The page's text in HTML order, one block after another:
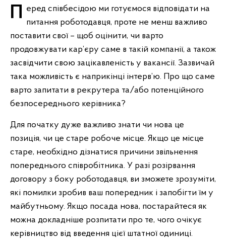
Перед співбесідою ми готуємося відповідати на питання роботодавця, проте не менш важливо
поставити свої – щоб оцінити, чи варто
продовжувати кар’єру саме в такій компанії, а також
засвідчити свою зацікавленість у вакансії. Зазвичай
така можливість є наприкінці інтерв’ю. Про що саме
варто запитати в рекрутера та/або потенційного
безпосереднього керівника?
Для початку дуже важливо знати чи нова це
позиція, чи це старе робоче місце. Якщо це місце
старе, необхідно дізнатися причини звільнення
попереднього співробітника. У разі розірвання
договору з боку роботодавця, ви зможете зрозуміти,
які помилки зробив ваш попередник і запобігти їм у
майбутньому. Якщо посада нова, постарайтеся як
можна докладніше розпитати про те, чого очікує
керівництво від введення цієї штатної одиниці.